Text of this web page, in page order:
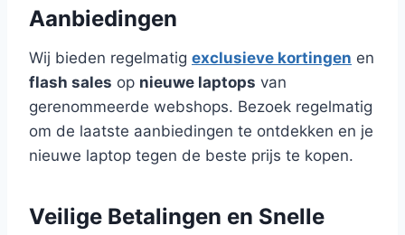
Aanbiedingen
Wij bieden regelmatig exclusieve kortingen en
flash sales op nieuwe laptops van
gerenommeerde webshops. Bezoek regelmatig
om de laatste aanbiedingen te ontdekken en je
nieuwe laptop tegen de beste prijs te kopen.
Veilige Betalingen en Snelle